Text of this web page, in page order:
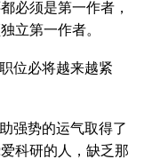
必须是第一作者，
立第一作者。
位必将越来越紧
强势的运气取得了
科研的人，缺乏那